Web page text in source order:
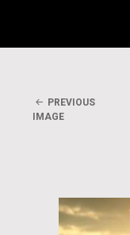
PREVIOUS
IMAGE